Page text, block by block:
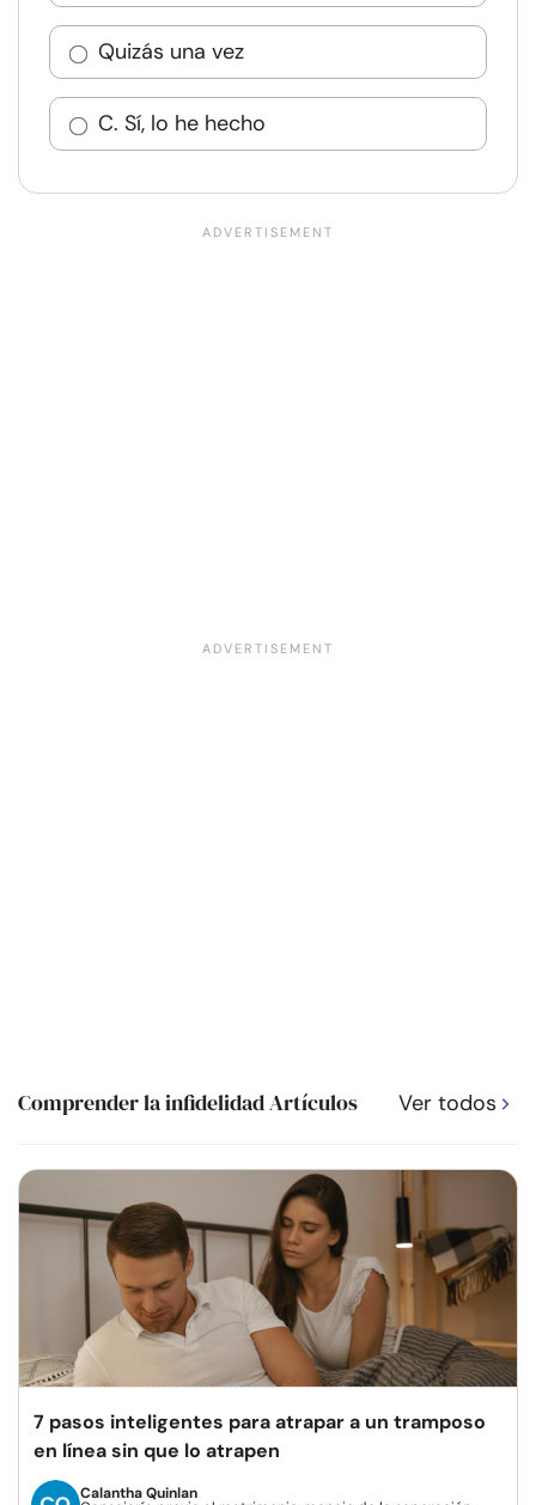
Quizás una vez
C. Sí, lo he hecho
Comprender la infidelidad Artículos Ver todos
7 pasos inteligentes para atrapar a un tramposo
en línea sin que lo atrapen
Calantha Quinlan